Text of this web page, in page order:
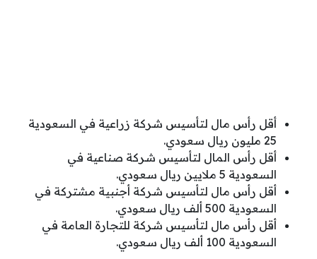
أقل رأس مال لتأسيس شركة زراعية في السعودية
25 مليون ريال سعودي.
أقل رأس المال لتأسيس شركة صناعية في
السعودية 5 ملايين ريال سعودي.
أقل رأس مال لتأسيس شركة أجنبية مشتركة في
السعودية 500 ألف ريال سعودي.
أقل رأس مال لتأسيس شركة للتجارة العامة في
السعودية 100 ألف ريال سعودي.